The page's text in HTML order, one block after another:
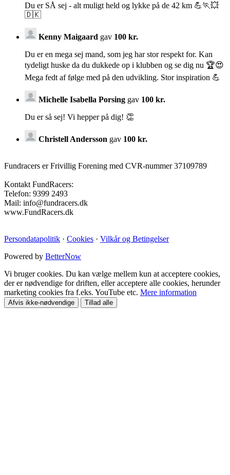
Du er SÅ sej - alt muligt held og lykke på de 42 km 💪🏃💥
🇩🇰
Kenny Maigaard gav 100 kr.
Du er en mega sej mand, som jeg har stor respekt for. Kan
tydeligt huske da du dukkede op i klubben og se dig nu 🏆😍
Mega fedt af følge med på den udvikling. Stor inspiration 💪
Michelle Isabella Porsing gav 100 kr.
Du er så sej! Vi hepper på dig! 👏
Christell Andersson gav 100 kr.
Fundracers er Frivillig Forening med CVR-nummer 37109789
Kontakt FundRacers:
Telefon: 9399 2493
Mail: info@fundracers.dk
www.FundRacers.dk
Persondatapolitik · Cookies · Vilkår og Betingelser
Powered by BetterNow
Vi bruger cookies. Du kan vælge mellem kun at acceptere cookies,
der er nødvendige for driften, eller acceptere alle cookies, herunder
marketing cookies fra f.eks. YouTube etc. Mere information
Afvis ikke-nødvendige Tillad alle